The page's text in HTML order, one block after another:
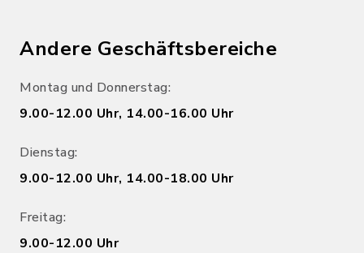
Andere Geschäftsbereiche
Montag und Donnerstag:
9.00-12.00 Uhr, 14.00-16.00 Uhr
Dienstag:
9.00-12.00 Uhr, 14.00-18.00 Uhr
Freitag:
9.00-12.00 Uhr